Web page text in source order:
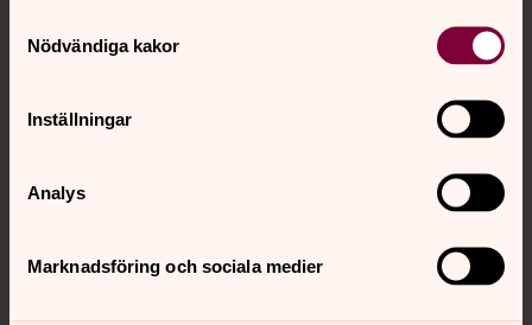
Nödvändiga kakor
Inställningar
Analys
Marknadsföring och sociala medier
Hitta snabbt